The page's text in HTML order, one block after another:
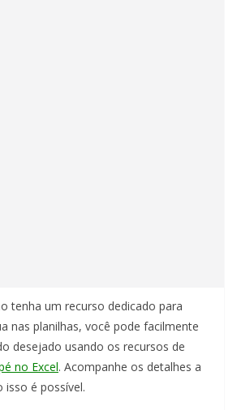
tenha um recurso dedicado para
nas planilhas, você pode facilmente
desejado usando os recursos de
no Excel. Acompanhe os detalhes a
isso é possível.